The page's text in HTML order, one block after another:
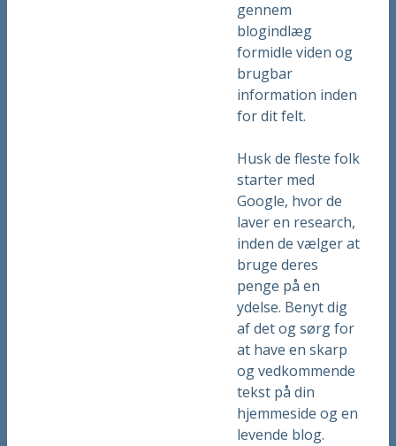
gennem
blogindlæg
formidle viden og
brugbar
information inden
for dit felt.
Husk de fleste folk
starter med
Google, hvor de
laver en research,
inden de vælger at
bruge deres
penge på en
ydelse. Benyt dig
af det og sørg for
at have en skarp
og vedkommende
tekst på din
hjemmeside og en
levende blog.